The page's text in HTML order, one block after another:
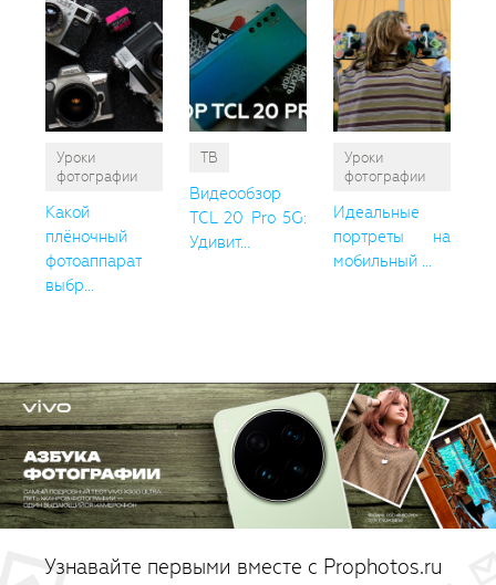
Уроки
фотографии
Какой
плёночный
фотоаппарат
выбр...
ТВ
Видеообзор
TCL 20 Pro 5G:
Удивит...
Уроки
фотографии
Идеальные
портреты на
мобильный ...
Узнавайте первыми вместе с Prophotos.ru